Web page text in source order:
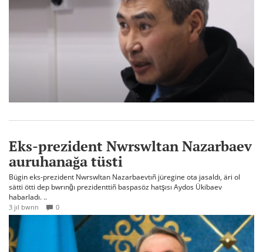
Eks-prezident Nwrswltan Nazarbaev
auruhanağa tüsti
Bügin eks-prezident Nwrswltan Nazarbaevtıñ jüregine ota jasaldı, äri ol
sätti ötti dep bwrınğı prezidenttiñ baspasöz hatşısı Aydos Ükibaev
habarladı. ..
3 jıl bwrın 0